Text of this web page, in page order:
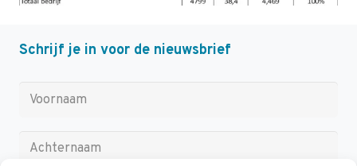
Schrijf je in voor de nieuwsbrief